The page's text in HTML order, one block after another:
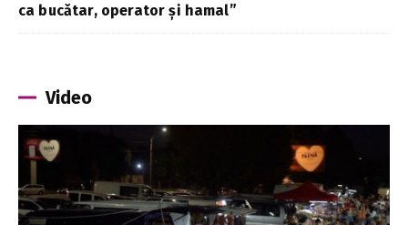
ca bucătar, operator și hamal”
Video